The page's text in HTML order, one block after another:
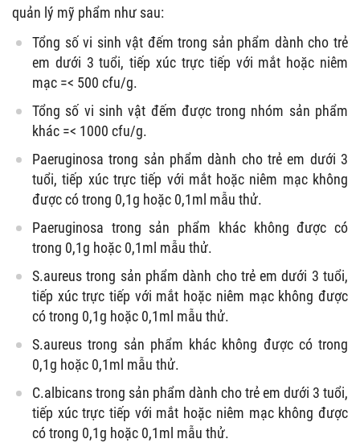
quản lý mỹ phẩm như sau:
Tổng số vi sinh vật đếm trong sản phẩm dành cho trẻ
em dưới 3 tuổi, tiếp xúc trực tiếp với mắt hoặc niêm
mạc =< 500 cfu/g.
Tổng số vi sinh vật đếm được trong nhóm sản phẩm
khác =< 1000 cfu/g.
Paeruginosa trong sản phẩm dành cho trẻ em dưới 3
tuổi, tiếp xúc trực tiếp với mắt hoặc niêm mạc không
được có trong 0,1g hoặc 0,1ml mẫu thử.
Paeruginosa trong sản phẩm khác không được có
trong 0,1g hoặc 0,1ml mẫu thử.
S.aureus trong sản phẩm dành cho trẻ em dưới 3 tuổi,
tiếp xúc trực tiếp với mắt hoặc niêm mạc không được
có trong 0,1g hoặc 0,1ml mẫu thử.
S.aureus trong sản phẩm khác không được có trong
0,1g hoặc 0,1ml mẫu thử.
C.albicans trong sản phẩm dành cho trẻ em dưới 3 tuổi,
tiếp xúc trực tiếp với mắt hoặc niêm mạc không được
có trong 0,1g hoặc 0,1ml mẫu thử.